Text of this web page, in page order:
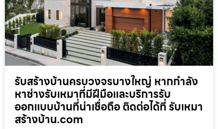
รับสร้างบ้านครบวงจรบางใหญ่ หากกำลัง
หาช่างรับเหมาที่มีฝีมือและบริการรับ
ออกแบบบ้านที่น่าเชื่อถือ ติดต่อได้ที่ รับเหมา
สร้างบ้าน.com